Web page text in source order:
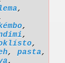
,
,
,
,
, pasta,